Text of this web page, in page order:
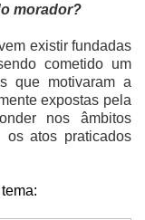
morador?
existir fundadas
cometido um
que motivaram a
expostas pela
nos âmbitos
atos praticados